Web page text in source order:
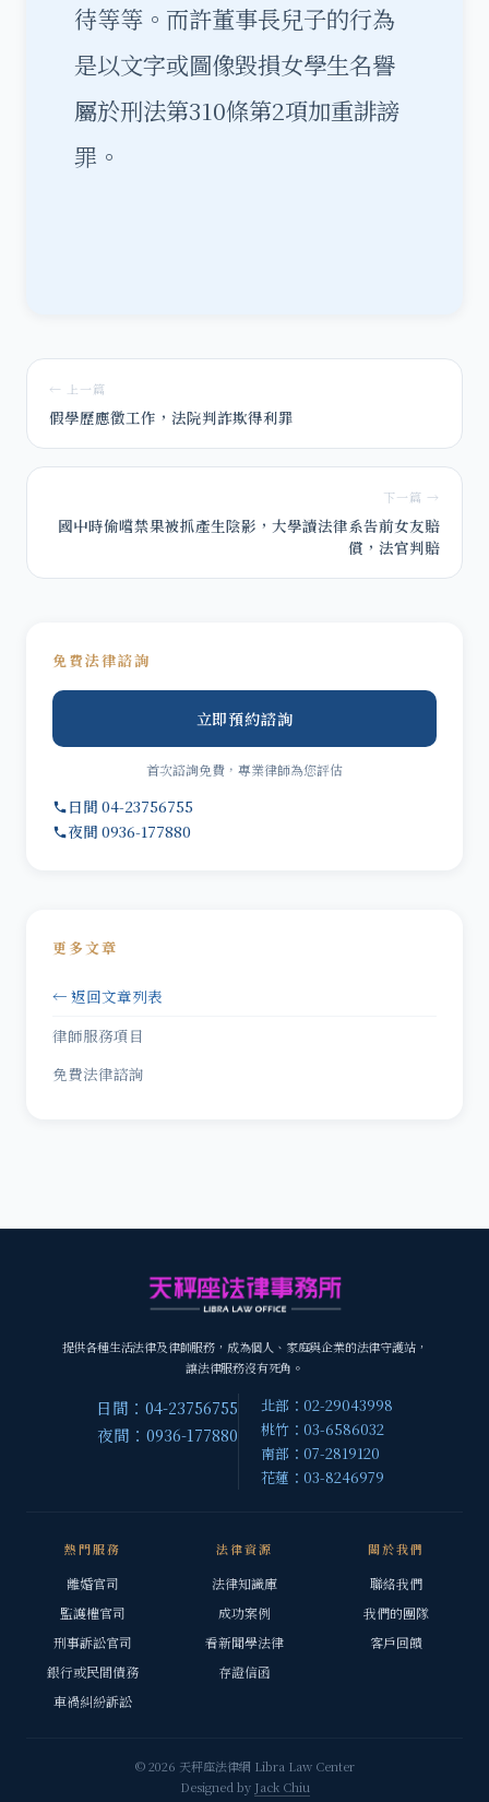
待等等。而許董事長兒子的行為
是以文字或圖像毀損女學生名譽
屬於刑法第310條第2項加重誹謗
罪。
← 上一篇
假學歷應徵工作，法院判詐欺得利罪
下一篇 →
國中時偷嚐禁果被抓產生陰影，大學讀法律系告前女友賠
償，法官判賠
免費法律諮詢
立即預約諮詢
首次諮詢免費，專業律師為您評估
日間 04-23756755
夜間 0936-177880
更多文章
← 返回文章列表
律師服務項目
免費法律諮詢
提供各種生活法律及律師服務，成為個人、家庭與企業的法律守護站，
讓法律服務沒有死角。
日間：04-23756755
夜間：0936-177880
北部：02-29043998
桃竹：03-6586032
南部：07-2819120
花蓮：03-8246979
熱門服務
離婚官司
監護權官司
刑事訴訟官司
銀行或民間債務
車禍糾紛訴訟
法律資源
法律知識庫
成功案例
看新聞學法律
存證信函
關於我們
聯絡我們
我們的團隊
客戶回饋
© 2026 天秤座法律網 Libra Law Center
Designed by Jack Chiu